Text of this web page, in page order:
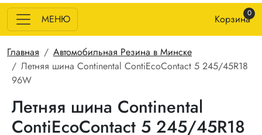
МЕНЮ Корзина0
Строка навигации
Главная
Автомобильная Резина в Минске
Летняя шина Continental ContiEcoContact 5 245/45R18
96W
Летняя шина Continental
ContiEcoContact 5 245/45R18